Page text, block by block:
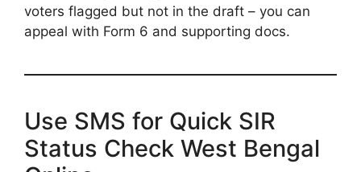
voters flagged but not in the draft – you can
appeal with Form 6 and supporting docs.
Use SMS for Quick SIR
Status Check West Bengal